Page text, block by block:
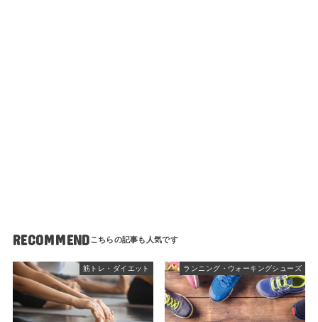
RECOMMEND
筋トレ・ダイエット ランニング・ウォーキングシューズ